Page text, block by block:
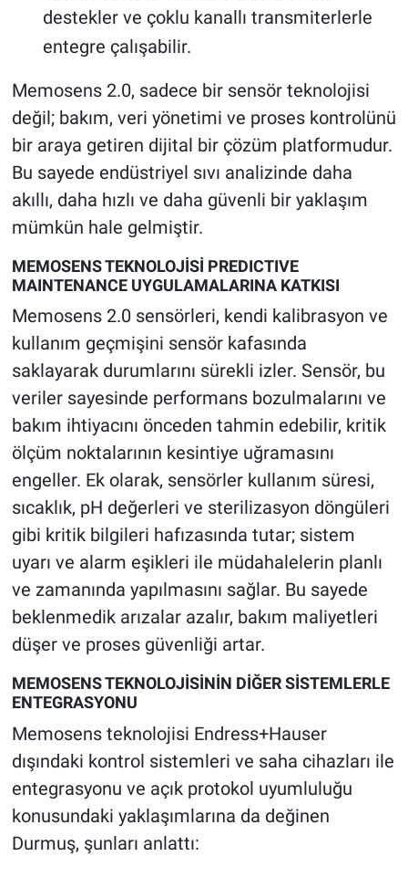
destekler ve çoklu kanallı transmiterlerle
entegre çalışabilir.
Memosens 2.0, sadece bir sensör teknolojisi
değil; bakım, veri yönetimi ve proses kontrolünü
bir araya getiren dijital bir çözüm platformudur.
Bu sayede endüstriyel sıvı analizinde daha
akıllı, daha hızlı ve daha güvenli bir yaklaşım
mümkün hale gelmiştir.
MEMOSENS TEKNOLOJİSİ PREDICTIVE
MAINTENANCE UYGULAMALARINA KATKISI
Memosens 2.0 sensörleri, kendi kalibrasyon ve
kullanım geçmişini sensör kafasında
saklayarak durumlarını sürekli izler. Sensör, bu
veriler sayesinde performans bozulmalarını ve
bakım ihtiyacını önceden tahmin edebilir, kritik
ölçüm noktalarının kesintiye uğramasını
engeller. Ek olarak, sensörler kullanım süresi,
sıcaklık, pH değerleri ve sterilizasyon döngüleri
gibi kritik bilgileri hafızasında tutar; sistem
uyarı ve alarm eşikleri ile müdahalelerin planlı
ve zamanında yapılmasını sağlar. Bu sayede
beklenmedik arızalar azalır, bakım maliyetleri
düşer ve proses güvenliği artar.
MEMOSENS TEKNOLOJİSİNİN DİĞER SİSTEMLERLE
ENTEGRASYONU
Memosens teknolojisi Endress+Hauser
dışındaki kontrol sistemleri ve saha cihazları ile
entegrasyonu ve açık protokol uyumluluğu
konusundaki yaklaşımlarına da değinen
Durmuş, şunları anlattı: